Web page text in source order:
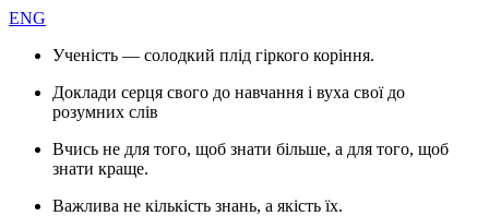
ENG
Ученість — солодкий плід гіркого коріння.
Доклади серця свого до навчання і вуха свої до
розумних слів
Вчись не для того, щоб знати більше, а для того, щоб
знати краще.
Важлива не кількість знань, а якість їх.